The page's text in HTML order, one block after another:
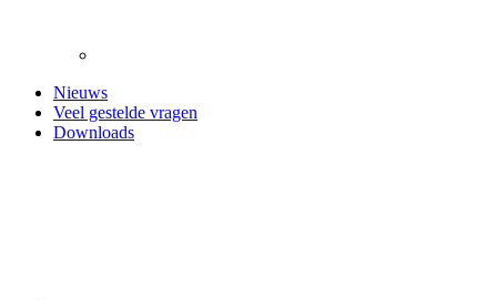
Nieuws
Veel gestelde vragen
Downloads